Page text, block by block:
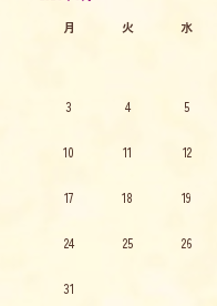
月
火 水
3 4 5
10 11 12
17 18 19
24 25 26
31